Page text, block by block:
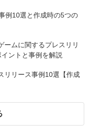
例10選と作成時の5つの
ームに関するプレスリリ
ントと事例を解説
リリース事例10選【作成